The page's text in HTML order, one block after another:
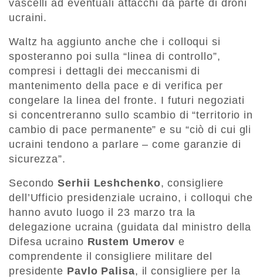
vascelli ad eventuali attacchi da parte di droni
ucraini.
Waltz ha aggiunto anche che i colloqui si
sposteranno poi sulla “linea di controllo”,
compresi i dettagli dei meccanismi di
mantenimento della pace e di verifica per
congelare la linea del fronte. I futuri negoziati
si concentreranno sullo scambio di “territorio in
cambio di pace permanente” e su “ciò di cui gli
ucraini tendono a parlare – come garanzie di
sicurezza”.
SecondoSerhii Leshchenko, consigliere
dell’Ufficio presidenziale ucraino, i colloqui che
hanno avuto luogo il 23 marzo tra la
delegazione ucraina (guidata dal ministro della
Difesa ucraino Rustem Umerov e
comprendente il consigliere militare del
presidente Pavlo Palisa, il consigliere per la